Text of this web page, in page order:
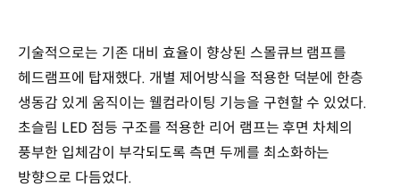
기술적으로는 기존 대비 효율이 향상된 스몰큐브 램프를
헤드램프에 탑재했다. 개별 제어방식을 적용한 덕분에 한층
생동감 있게 움직이는 웰컴라이팅 기능을 구현할 수 있었다.
초슬림 LED 점등 구조를 적용한 리어 램프는 후면 차체의
풍부한 입체감이 부각되도록 측면 두께를 최소화하는
방향으로 다듬었다.